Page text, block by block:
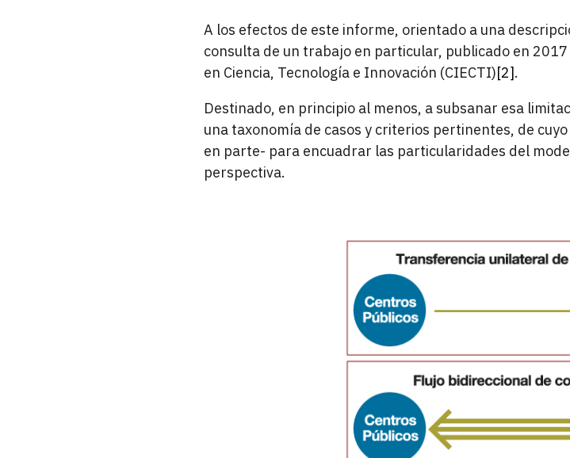
A los efectos de este informe, orientado a una
consulta de un trabajo en particular, publicado en
en Ciencia, Tecnología e Innovación (CIECTI)[2].
Destinado, en principio al menos, a subsanar esa
una taxonomía de casos y criterios pertinentes, de
en parte- para encuadrar las particularidades del
perspectiva.